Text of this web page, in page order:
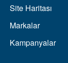
Site Haritası
Markalar
Kampanyalar